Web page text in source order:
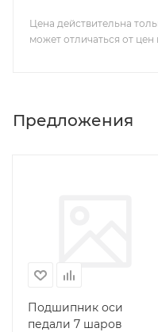
Цена действительна
может отличаться от
Предложения
Подшипник оси
педали 7 шаров